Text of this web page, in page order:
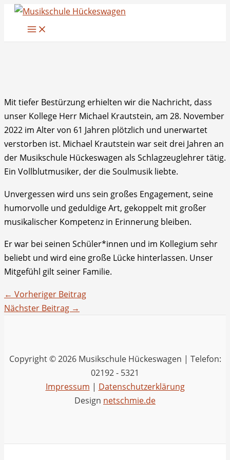
Zum
Mit tiefer Bestürzung erhielten wir die Nachricht, dass
unser Kollege Herr Michael Krautstein, am 28. November
2022 im Alter von 61 Jahren plötzlich und unerwartet
verstorben ist. Michael Krautstein war seit drei Jahren an
der Musikschule Hückeswagen als Schlagzeuglehrer tätig.
Ein Vollblutmusiker, der die Soulmusik liebte.
Unvergessen wird uns sein großes Engagement, seine
humorvolle und geduldige Art, gekoppelt mit großer
musikalischer Kompetenz in Erinnerung bleiben.
Er war bei seinen Schüler*innen und im Kollegium sehr
beliebt und wird eine große Lücke hinterlassen. Unser
Mitgefühl gilt seiner Familie.
← Vorheriger Beitrag
Nächster Beitrag →
Copyright © 2026 Musikschule Hückeswagen | Telefon:
02192 - 5321
Impressum | Datenschutzerklärung
Design netschmie.de